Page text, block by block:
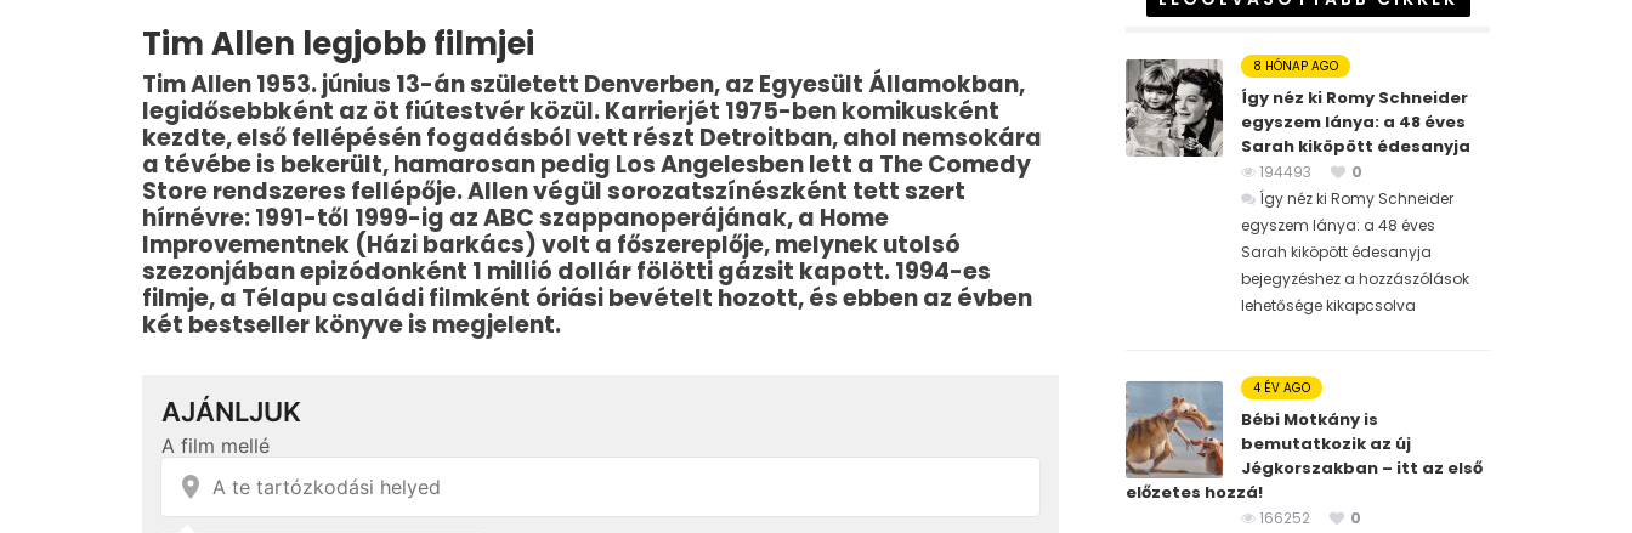
Tim Allen legjobb filmjei
Tim Allen 1953. június 13-án született Denverben, az Egyesült Államokban,
legidősebbként az öt fiútestvér közül.Karrierjét 1975-ben komikusként
kezdte, első fellépésén fogadásból vett részt Detroitban, ahol nemsokára
a tévébe is bekerült, hamarosan pedig Los Angelesben lett a The Comedy
Store rendszeres fellépője. Allen végül sorozatszínészként tett szert
hírnévre: 1991-től 1999-ig az ABC szappanoperájának, a Home
Improvementnek (Házi barkács) volt a főszereplője, melynek utolsó
szezonjában epizódonként 1 millió dollár fölötti gázsit kapott.1994-es
filmje, a Télapu családi filmként óriási bevételt hozott, és ebben az évben
két bestseller könyve is megjelent.
8 HÓNAP AGO
Így néz ki Romy Schneider
egyszem lánya: a 48 éves
Sarah kiköpött édesanyja
194493
0
Így néz ki Romy Schneider
egyszem lánya: a 48 éves
Sarah kiköpött édesanyja
bejegyzéshez a hozzászólások
lehetősége kikapcsolva
4 ÉV AGO
Bébi Motkány is
bemutatkozik az új
Jégkorszakban – itt az első
előzetes hozzá!
166252
0